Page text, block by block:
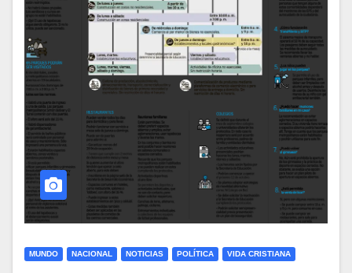
MUNDO NACIONAL NOTICIAS POLÍTICA VIDA CRISTIANA